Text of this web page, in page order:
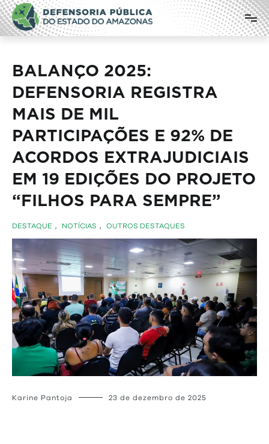
Pular
para
o
conteúdo
Defensoria Pública do Estado do
Amazonas
BALANÇO 2025:
DEFENSORIA REGISTRA
MAIS DE MIL
PARTICIPAÇÕES E 92% DE
ACORDOS EXTRAJUDICIAIS
EM 19 EDIÇÕES DO PROJETO
“FILHOS PARA SEMPRE”
DESTAQUE , NOTÍCIAS , OUTROS DESTAQUES
Karine Pantoja 23 de dezembro de 2025